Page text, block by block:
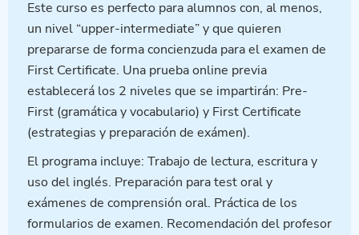
Este curso es perfecto para alumnos con, al menos,
un nivel “upper-intermediate” y que quieren
prepararse de forma concienzuda para el examen de
First Certificate. Una prueba online previa
establecerá los 2 niveles que se impartirán: Pre-
First (gramática y vocabulario) y First Certificate
(estrategias y preparación de exámen).
El programa incluye: Trabajo de lectura, escritura y
uso del inglés. Preparación para test oral y
exámenes de comprensión oral. Práctica de los
formularios de examen. Recomendación del profesor